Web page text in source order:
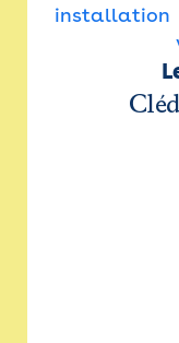
installation